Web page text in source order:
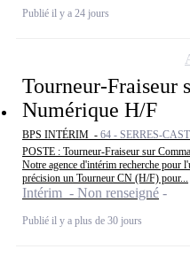
Publié il y a 24 jours
Tourneur-Fraiseur
Numérique H/F
BPS INTÉRIM - 64 - SERRES-
POSTE : Tourneur-Fraiseur sur
Notre agence d'intérim recherche pour
précision un Tourneur CN (H/F) pour...
Intérim - Non renseigné
Publié il y a plus de 30 jours